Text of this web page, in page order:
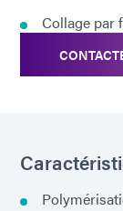
Collage par